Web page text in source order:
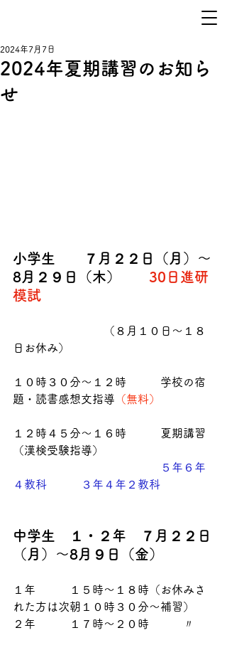
2024年夏期講習のお知ら
せ
2024年7月7日
小学生　　７月２２日（月）～
8月２９日（木） 30日進研
模試
（８月１０日～１８
日お休み）
１０時３０分～１２時　　　学校の宿
題・読書感想文指導 （無料）
１２時４５分～１６時　　　夏期講習
（漢検受験指導）
５年６年
４教科　　　３年４年２教科
中学生　１・２年　７月２２日
（月）～8月９日（金）
１年　　　１５時～１８時（お休みさ
れた方は次朝１０時３０分～補習）
２年　　　１７時～２０時　　　〃